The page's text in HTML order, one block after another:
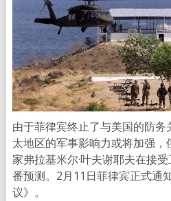
由于菲律宾终止了与美国的防
太地区的军事影响力或将加强
家弗拉基米尔·叶夫谢耶夫在接
番预测。2月11日菲律宾正式通
议》。